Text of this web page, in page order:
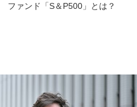
ファンド「S＆P500」とは？